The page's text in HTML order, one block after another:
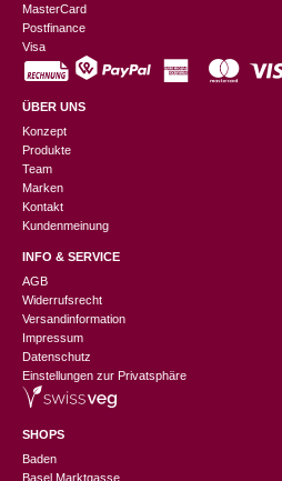
MasterCard
Postfinance
Visa
ÜBER UNS
Konzept
Produkte
Team
Marken
Kontakt
Kundenmeinung
INFO & SERVICE
AGB
Widerrufsrecht
Versandinformation
Impressum
Datenschutz
Einstellungen zur Privatsphäre
SHOPS
Baden
Basel Marktgasse